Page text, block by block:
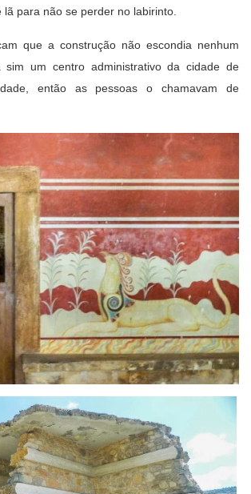
lã para não se perder no labirinto.
que a construção não escondia nenhum
sim um centro administrativo da cidade de
então as pessoas o chamavam de